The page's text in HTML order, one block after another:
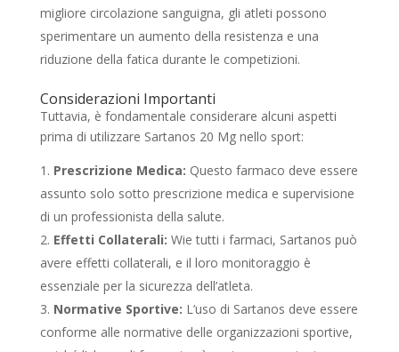
migliore circolazione sanguigna, gli atleti possono
sperimentare un aumento della resistenza e una
riduzione della fatica durante le competizioni.
Considerazioni Importanti
Tuttavia, è fondamentale considerare alcuni aspetti
prima di utilizzare Sartanos 20 Mg nello sport:
Prescrizione Medica: Questo farmaco deve essere
assunto solo sotto prescrizione medica e supervisione
di un professionista della salute.
Effetti Collaterali: Wie tutti i farmaci, Sartanos può
avere effetti collaterali, e il loro monitoraggio è
essenziale per la sicurezza dell’atleta.
Normative Sportive: L’uso di Sartanos deve essere
conforme alle normative delle organizzazioni sportive,